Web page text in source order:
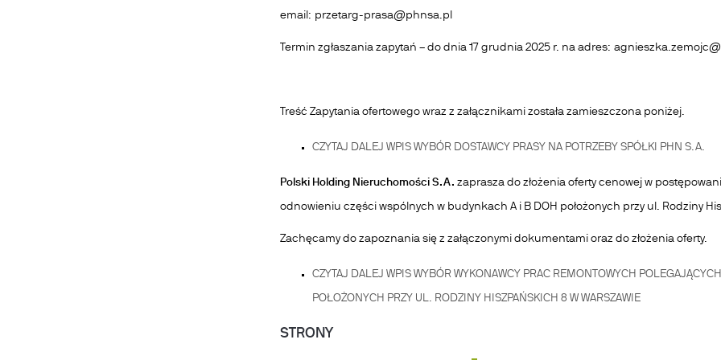
email: przetarg-prasa@phnsa.pl
Termin zgłaszania zapytań – do dnia 17 grudnia 2025 r. na adres:
Treść Zapytania ofertowego wraz z załącznikami została zamieszczona poniżej.
CZYTAJ DALEJ WPIS WYBÓR DOSTAWCY PRASY NA POTRZEBY SPÓŁKI PHN S.A.
Polski Holding Nieruchomości S.A. zaprasza do złożenia oferty cenowej w
odnowieniu części wspólnych w budynkach A i B DOH położonych przy ul. Rodziny
Zachęcamy do zapoznania się z załączonymi dokumentami oraz do złożenia oferty.
CZYTAJ DALEJ WPIS WYBÓR WYKONAWCY PRAC REMONTOWYCH
POŁOŻONYCH PRZY UL. RODZINY HISZPAŃSKICH 8 W WARSZAWIE
STRONY